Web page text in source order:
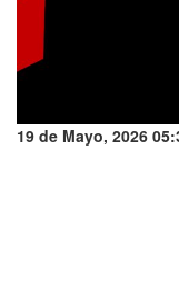
19 de Mayo, 2026